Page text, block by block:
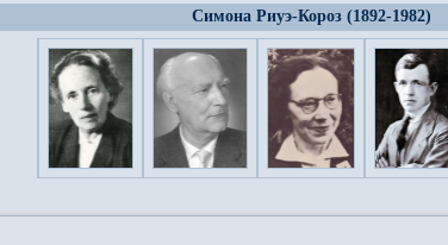
Симона Риуэ-Короз (1892-1982)